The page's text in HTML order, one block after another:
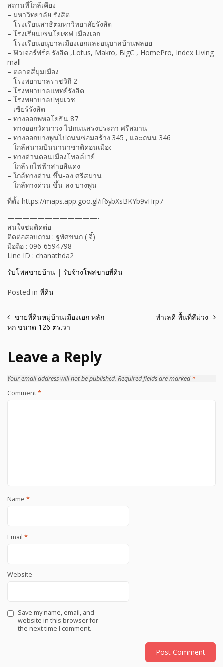
สถานที่ใกล้เคียง
– มหาวิทยาลัย รังสิต
– โรงเรียนสาธิตมหาวิทยาลัยรังสิต
– โรงเรียนเซนโยเซฟ เมืองเอก
– โรงเรียนอนุบาลเมืองเอกและอนุบาลบ้านพลอย
– ฟิวเจอร์พ่ร์ค รังสิต ,Lotus, Makro, BigC , HomePro, Index Living
mall
– ตลาดสี่มุมเมือง
– โรงพยาบาลราชวิถี 2
– โรงพยาบาลแพทย์รังสิต
– โรงพยาบาลปทุมเวช
– เซียร์รังสิต
– ทางออกพหลโยธิน 87
– ทางออกวัดนาวง ไปถนนสรงประภา ศรีสมาน
– ทางออกบางพูนไปถนนซ่อมสร้าง 345 , และถนน 346
– ใกล้สนามบินนานาชาติดอนเมือง
– ทางด่วนดอนเมืองโทลล์เวย์
– ใกล้รถไฟฟ้าสายสีแดง
– ใกล้ทางด่วน ขึ้น-ลง ศรีสมาน
– ใกล้ทางด่วน ขึ้น-ลง บางพูน
ที่ตั้ง https://maps.app.goo.gl/if6ybXsBKYb9vHrp7
————————————-
สนใจชมติดต่อ
ติดต่อสอบถาม : ฐพัศขนก ( จี๋)
มือถือ : 096-6594798
Line ID : chanathda2
รับโพสขายบ้าน | รับจ้างโพสขายที่ดิน
Posted in ที่ดิน
Post
ขายที่ดินหมู่บ้านเมืองเอก หลัก
หก ขนาด 126 ตร.วา
ทำเลดี พื้นที่สีม่วง
Leave a Reply
Your email address will not be published. Required fields are marked*
Comment*
Name *
Email *
Website
Save my name, email, and
website in this browser for
the next time I comment.